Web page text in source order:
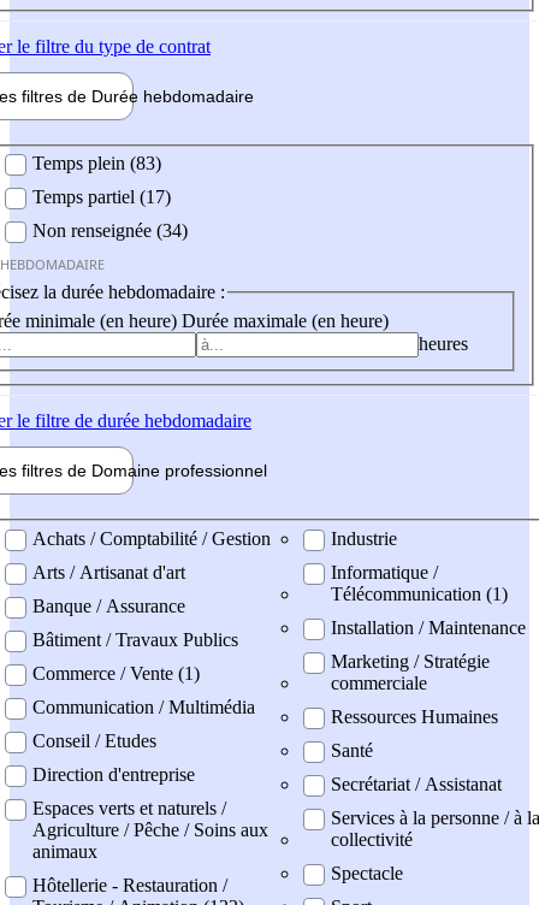
le filtre du type de contrat
filtres de Durée hebdomadaire
Temps plein (83)
Temps partiel (17)
Non renseignée (34)
la durée hebdomadaire :
minimale (en heure) Durée maximale (en heure)
heures
le filtre de durée hebdomadaire
filtres de Domaine professionnel
professionel
Achats / Comptabilité / Gestion
Arts / Artisanat d'art
Banque / Assurance
Bâtiment / Travaux Publics
Commerce / Vente (1)
Communication / Multimédia
Conseil / Etudes
Direction d'entreprise
Espaces verts et naturels /
Agriculture / Pêche / Soins aux
animaux
Hôtellerie - Restauration /
Industrie
Informatique /
Télécommunication (1)
Installation / Maintenance
Marketing / Stratégie
commerciale
Ressources Humaines
Santé
Secrétariat / Assistanat
Services à la personne / à la
collectivité
Spectacle